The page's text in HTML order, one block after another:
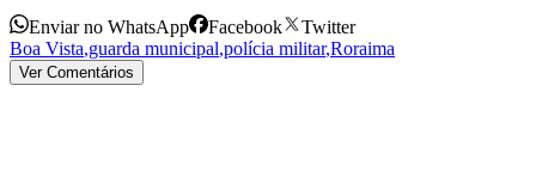
o
f
1
m
Enviar no WhatsApp Facebook
Twitter
Boa Vista,guarda municipal,polícia militar,Roraima
Ver Comentários